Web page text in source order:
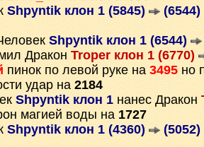
Shpyntik клон 1 (5845) (6544)
Shpyntik клон 1 (6544)
Дракон Troper клон 1 (6770)
пинок по левой руке на 3495 но
удар на 2184
Shpyntik клон 1 нанес Дракон
магией воды на 1727
Shpyntik клон 1 (4360) (5052)